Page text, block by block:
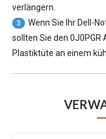
verlängern.
3
Wenn Sie Ihr Dell-
sollten Sie den
Plastiktüte an einem